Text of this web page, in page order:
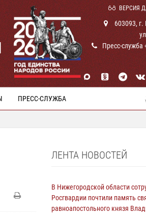
ВЕРСИЯ
603093, г.
Пресс-служба
ПРЕСС-СЛУЖБА
ЛЕНТА НОВОСТЕЙ
В Нижегородской области
Росгвардии почтили память
равноапостольного князя